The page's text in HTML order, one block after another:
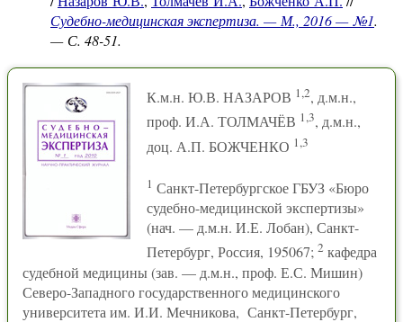
Судебно-медицинская экспертиза. — М., 2016 — №1.
— С. 48-51.
К.м.н. Ю.В. НАЗАРОВ 1,2, д.м.н.,
проф. И.А. ТОЛМАЧЁВ 1,3, д.м.н.,
доц. А.П. БОЖЧЕНКО 1,3
1 Санкт-Петербургское ГБУЗ «Бюро
судебно-медицинской экспертизы»
(нач. — д.м.н. И.Е. Лобан), Санкт-
Петербург, Россия, 195067; 2 кафедра
судебной медицины (зав. — д.м.н., проф. Е.С. Мишин)
Северо-Западного государственного медицинского
университета им. И.И. Мечникова, Санкт-Петербург,